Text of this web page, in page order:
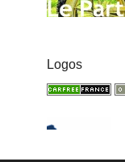
Logos